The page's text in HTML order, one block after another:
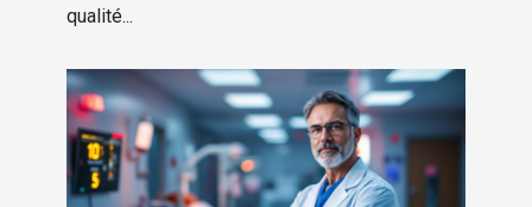
qualité...